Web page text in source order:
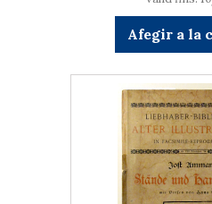
Afegir a la